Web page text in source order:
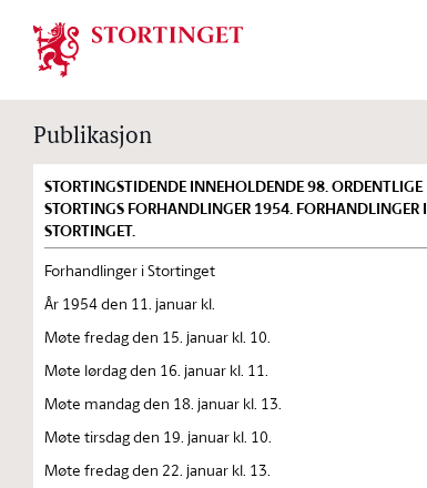
Stortinget.no
Publikasjon
STORTINGSTIDENDE INNEHOLDENDE 98. ORDENTLIGE
STORTINGS FORHANDLINGER 1954. FORHANDLINGER I
STORTINGET.
Forhandlinger i Stortinget
År 1954 den 11. januar kl.
Møte fredag den 15. januar kl. 10.
Møte lørdag den 16. januar kl. 11.
Møte mandag den 18. januar kl. 13.
Møte tirsdag den 19. januar kl. 10.
Møte fredag den 22. januar kl. 13.